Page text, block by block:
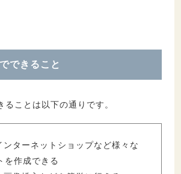
できること
ことは以下の通りです。
ンターネットショップなど様々な
を作成できる